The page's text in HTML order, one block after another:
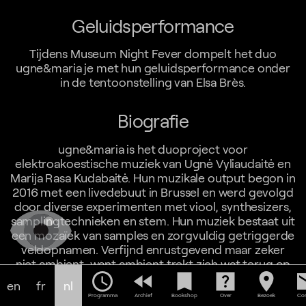
Geluidsperformance
Tijdens Museum Night Fever dompelt het duo
ugne&maria je met hun geluidsperformance onder
in de tentoonstelling van Elsa Brès.
Biografie
ugne&maria is het duoproject voor
elektroakoestische muziek van Ugnė Vyliaudaitė en
Marija Rasa Kudabaitė. Hun muzikale output begon in
2016 met een livedebuut in Brussel en werd gevolgd
door diverse experimenten met viool, synthesizers,
samplingtechnieken en stem. Hun muziek bestaat uit
een mozaïek van samples en zorgvuldig getriggerde
veldopnamen. Verfijnd enrustgevend maar zeker
niet ambient, want ambient trekt zich wat terug op
de achtergrond en het geluid van de muziek van
ugne&maria klinkt altijd dicht op
en fr nl schedule
Programma
fast_rewind
Archief
bookmark
Bookshop
help_center
Over
location_on
Bezoek